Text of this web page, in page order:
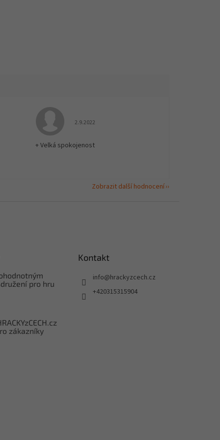
z 5 hvězdiček. Hodnocení obchodu je 5 z 5 hvězdiček.
2.9.2022
+ Velká spokojenost
Zobrazit další hodnocení
pro hru
zákazníky
Kontakt
info@hrackyzcech.cz
+420315315904